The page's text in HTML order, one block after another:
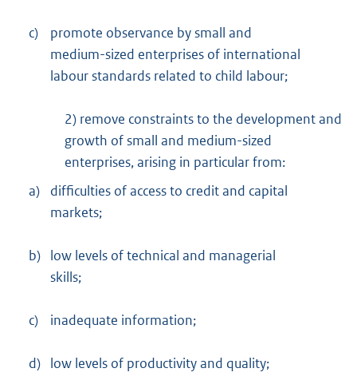
c)
promote observance by small and
medium-sized enterprises of international
labour standards related to child labour;
2) remove constraints to the development and
growth of small and medium-sized
enterprises, arising in particular from:
a)
difficulties of access to credit and capital
markets;
b) low levels of technical and managerial
skills;
c) inadequate information;
d) low levels of productivity and quality;